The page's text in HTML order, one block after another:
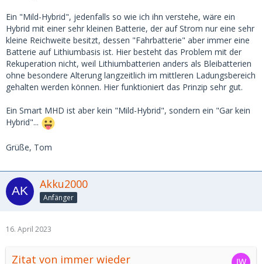
Ein "Mild-Hybrid", jedenfalls so wie ich ihn verstehe, wäre ein
Hybrid mit einer sehr kleinen Batterie, der auf Strom nur eine sehr
kleine Reichweite besitzt, dessen "Fahrbatterie" aber immer eine
Batterie auf Lithiumbasis ist. Hier besteht das Problem mit der
Rekuperation nicht, weil Lithiumbatterien anders als Bleibatterien
ohne besondere Alterung langzeitlich im mittleren Ladungsbereich
gehalten werden können. Hier funktioniert das Prinzip sehr gut.
Ein Smart MHD ist aber kein "Mild-Hybrid", sondern ein "Gar kein
Hybrid"...
Grüße, Tom
Akku2000
Anfänger
16. April 2023
Zitat von immer wieder